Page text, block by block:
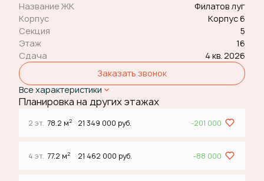
Название ЖК
Филатов луг
Корпус
Корпус 6
Секция
5
Этаж
16
Сдача
4 кв. 2026
Заказать звонок
Все характеристики
Планировка на других этажах
2 эт. 78.2 м2 21 349 000 руб. -201 000
4 эт. 77.2 м2 21 462 000 руб. -88 000